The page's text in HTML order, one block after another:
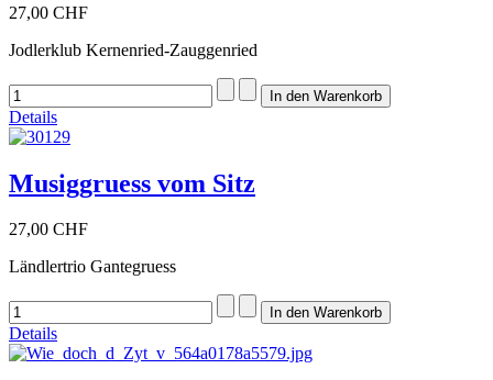
27,00 CHF
Jodlerklub Kernenried-Zauggenried
Details
Musiggruess vom Sitz
27,00 CHF
Ländlertrio Gantegruess
Details